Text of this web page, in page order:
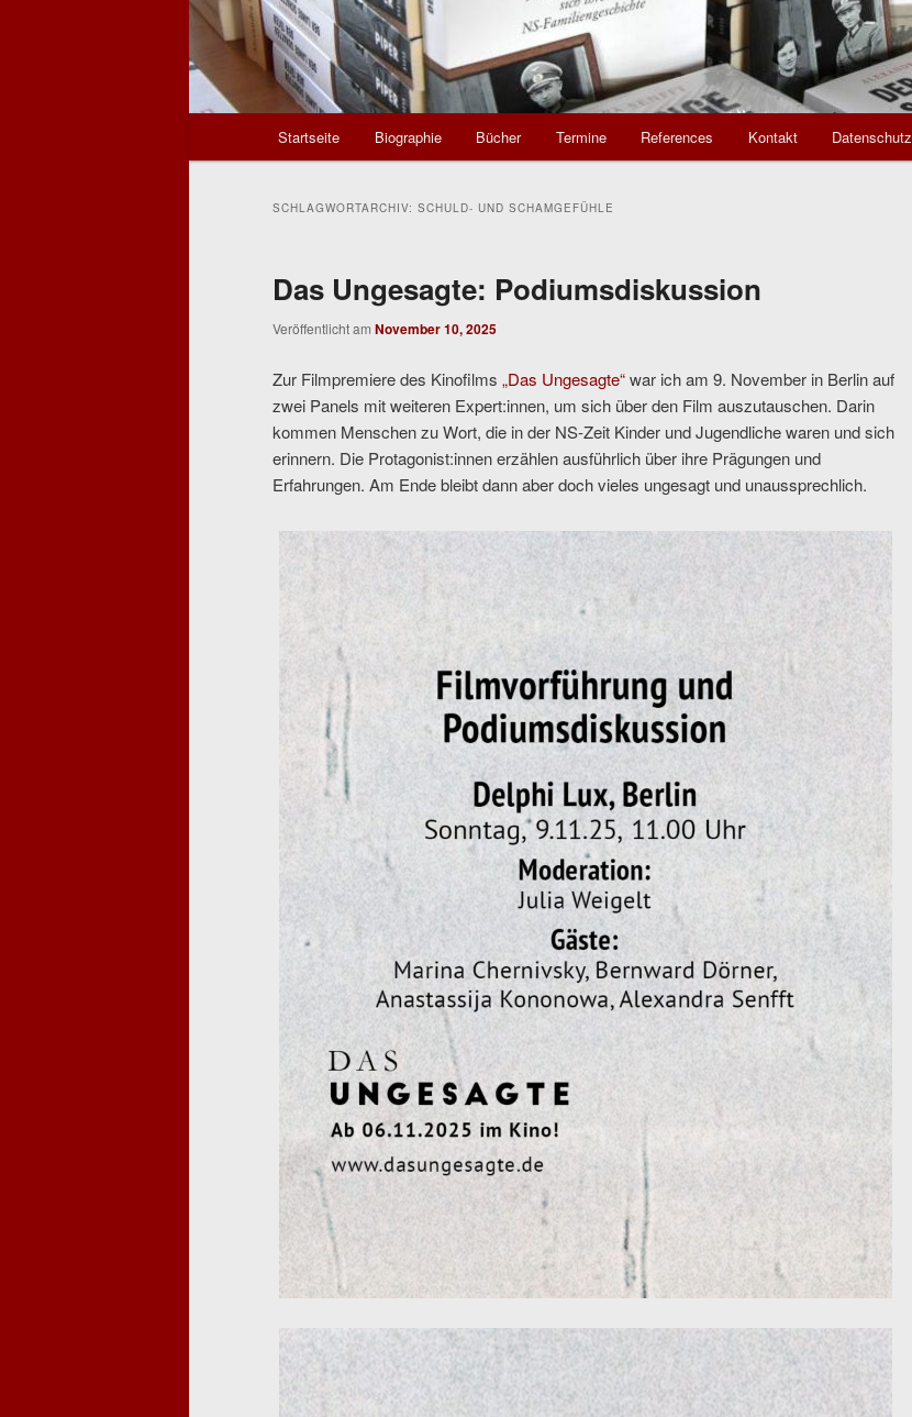
Startseite Biographie Bücher Termine References Kontakt Datenschutz
SCHLAGWORTARCHIV: SCHULD- UND SCHAMGEFÜHLE
Das Ungesagte: Podiumsdiskussion
Veröffentlicht am November 10, 2025
Zur Filmpremiere des Kinofilms „Das Ungesagte“war ich am 9. November in Berlin auf
zwei Panels mit weiteren Expert:innen, um sich über den Film auszutauschen. Darin
kommen Menschen zu Wort, die in der NS-Zeit Kinder und Jugendliche waren und sich
erinnern. Die Protagonist:innen erzählen ausführlich über ihre Prägungen und
Erfahrungen. Am Ende bleibt dann aber doch vieles ungesagt und unaussprechlich.